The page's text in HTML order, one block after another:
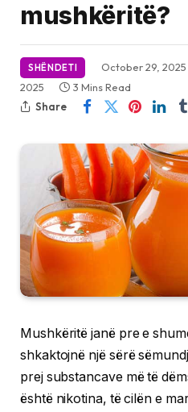
mushkëritë?
SHËNDETI October 29, 2025
2025
3 Mins Read
Share
Mushkëritë janë pre e
shkaktojnë një sërë
prej substancave më të
është nikotina, të cilën e